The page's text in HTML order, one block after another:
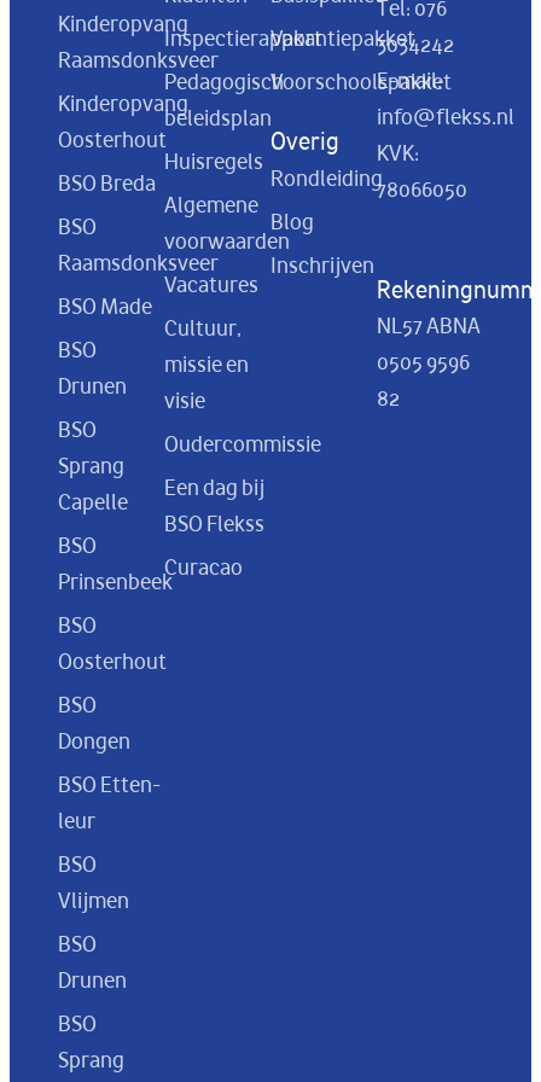
Kinderopvang
Raamsdonksveer
Kinderopvang
Oosterhout
BSO Breda
BSO
Raamsdonksveer
BSO Made
BSO
Drunen
BSO
Sprang
Capelle
BSO
Prinsenbeek
BSO
Oosterhout
BSO
Dongen
BSO Etten-
leur
BSO
Vlijmen
BSO
Drunen
BSO
Sprang
Inspectierapport
Pedagogisch
beleidsplan
Huisregels
Algemene
voorwaarden
Vacatures
Cultuur,
missie en
visie
Oudercommissie
Een dag bij
BSO Flekss
Curacao
Vakantiepakket
Voorschoolspakket
Overig
Rondleiding
Blog
Inschrijven
Tel: 076
3034242
E-mail:
info@flekss.nl
KVK:
78066050
NL57 ABNA
0505 9596
82